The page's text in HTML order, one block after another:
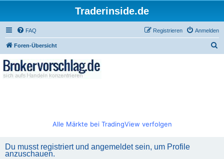
Traderinside.de
FAQ Anmelden
Registrieren
Foren-Übersicht
Alle Märkte bei TradingView verfolgen
Du musst registriert und angemeldet sein, um Profile
anzuschauen.